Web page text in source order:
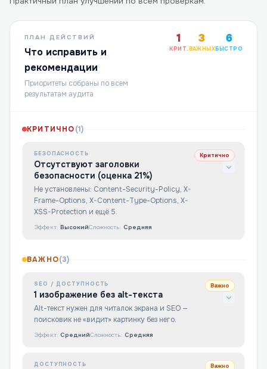
ПЛАН ДЕЙСТВИЙ
Что исправить и
рекомендации
Приоритеты собраны по всем
результатам аудита
1
КРИТ.
3
ВАЖНЫХ
6
БЫСТРО
КРИТИЧНО(1)
БЕЗОПАСНОСТЬ
Отсутствуют заголовки
безопасности (оценка 21%)
Не установлены: Content-Security-Policy, X-
Frame-Options, X-Content-Type-Options, X-
XSS-Protection и ещё 5.
Критично
Эффект: ВысокийСложность: Средняя
ВАЖНО(3)
SEO / ДОСТУПНОСТЬ
1 изображение без alt-текста
Alt-текст нужен для читалок экрана и SEO —
поисковик не «видит» картинку без него.
Важно
Эффект: СреднийСложность: Средняя
ДОСТУПНОСТЬ Важно